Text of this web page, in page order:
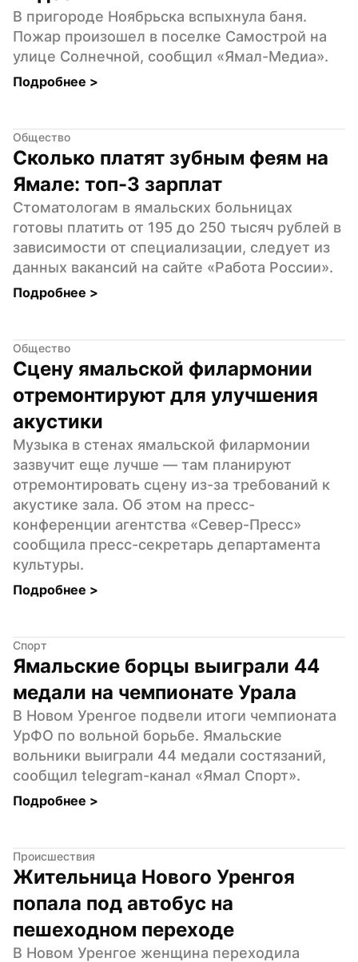
В пригороде Ноябрьска вспыхнула баня.
Пожар произошел в поселке Самострой на
улице Солнечной, сообщил «Ямал-Медиа».
Подробнее >
Общество
Сколько платят зубным феям на
Ямале: топ-3 зарплат
Стоматологам в ямальских больницах
готовы платить от 195 до 250 тысяч рублей в
зависимости от специализации, следует из
данных вакансий на сайте «Работа России».
Подробнее >
Общество
Сцену ямальской филармонии
отремонтируют для улучшения
акустики
Музыка в стенах ямальской филармонии
зазвучит еще лучше — там планируют
отремонтировать сцену из-за требований к
акустике зала. Об этом на пресс-
конференции агентства «Север-Пресс»
сообщила пресс-секретарь департамента
культуры.
Подробнее >
Спорт
Ямальские борцы выиграли 44
медали на чемпионате Урала
В Новом Уренгое подвели итоги чемпионата
УрФО по вольной борьбе. Ямальские
вольники выиграли 44 медали состязаний,
сообщил telegram-канал «Ямал Спорт».
Подробнее >
Происшествия
Жительница Нового Уренгоя
попала под автобус на
пешеходном переходе
В Новом Уренгое женщина переходила